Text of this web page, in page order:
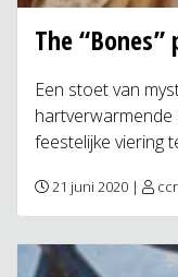
The “Bones”
Een stoet van
feestelijke viering
21 juni 2020 |